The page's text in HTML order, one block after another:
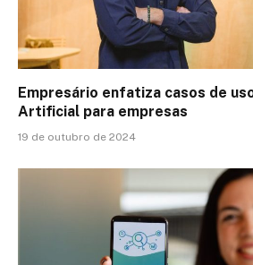
Empresário enfatiza casos de
Artificial para empresas
19 de outubro de 2024